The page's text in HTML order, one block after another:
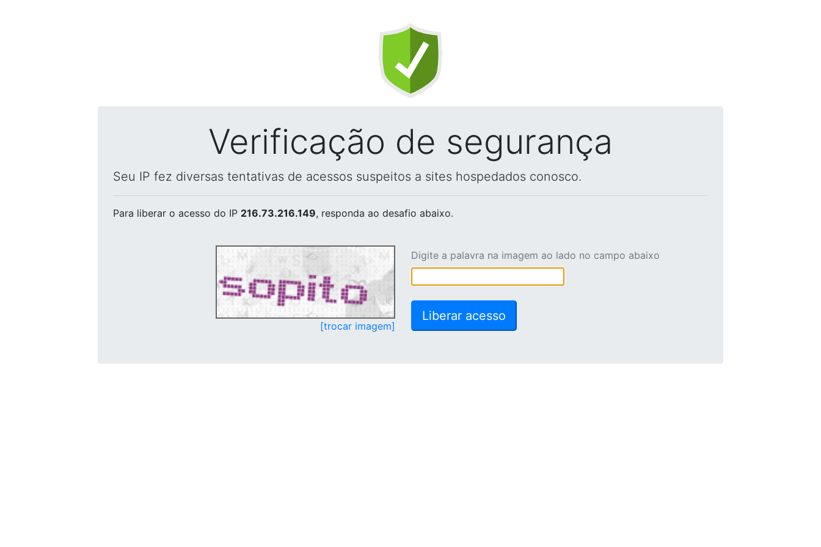
Verificação de segurança
Seu IP fez diversas tentativas de acessos suspeitos a sites hospedados conosco.
Para liberar o acesso do IP 216.73.216.149, responda ao desafio abaixo.
[trocar imagem]
Digite a palavra na imagem ao lado no campo abaixo